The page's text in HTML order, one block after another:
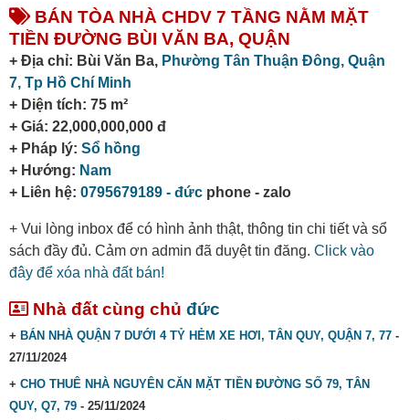
BÁN TÒA NHÀ CHDV 7 TẦNG NẰM MẶT
TIỀN ĐƯỜNG BÙI VĂN BA, QUẬN
+ Địa chỉ: Bùi Văn Ba, Phường Tân Thuận Đông, Quận
7, Tp Hồ Chí Minh
+ Diện tích: 75 m²
+ Giá: 22,000,000,000 đ
+ Pháp lý: Sổ hồng
+ Hướng: Nam
+ Liên hệ: 0795679189 - đức phone - zalo
+ Vui lòng inbox để có hình ảnh thật, thông tin chi tiết và sổ
sách đầy đủ. Cảm ơn admin đã duyệt tin đăng. Click vào
đây để xóa nhà đất bán!
Nhà đất cùng chủ đức
+ BÁN NHÀ QUẬN 7 DƯỚI 4 TỶ HẺM XE HƠI, TÂN QUY, QUẬN 7, 77 -
27/11/2024
+ CHO THUÊ NHÀ NGUYÊN CĂN MẶT TIỀN ĐƯỜNG SỐ 79, TÂN
QUY, Q7, 79 - 25/11/2024